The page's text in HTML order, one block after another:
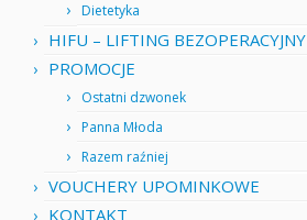
Dietetyka
HIFU – LIFTING BEZOPERACYJNY
PROMOCJE
Ostatni dzwonek
Panna Młoda
Razem raźniej
VOUCHERY UPOMINKOWE
KONTAKT